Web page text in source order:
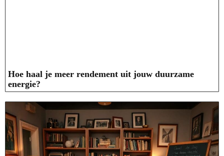
Hoe haal je meer rendement uit jouw duurzame
energie?